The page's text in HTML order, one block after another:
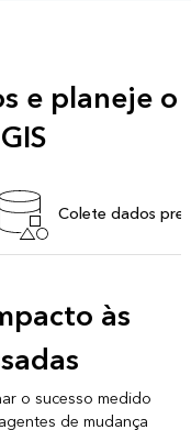
e planeje o
Colete dados
às
o sucesso medido
de mudança